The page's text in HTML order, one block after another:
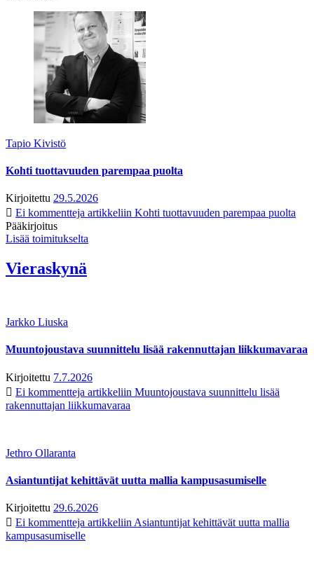
Tapio Kivistö
Kohti tuottavuuden parempaa puolta
Kirjoitettu 29.5.2026
Ei kommentteja artikkeliin Kohti tuottavuuden parempaa puolta
Pääkirjoitus
Lisää toimitukselta
Vieraskynä
Jarkko Liuska
Muuntojoustava suunnittelu lisää rakennuttajan liikkumavaraa
Kirjoitettu 7.7.2026
Ei kommentteja artikkeliin Muuntojoustava suunnittelu lisää
rakennuttajan liikkumavaraa
Jethro Ollaranta
Asiantuntijat kehittävät uutta mallia kampusasumiselle
Kirjoitettu 29.6.2026
Ei kommentteja artikkeliin Asiantuntijat kehittävät uutta mallia
kampusasumiselle